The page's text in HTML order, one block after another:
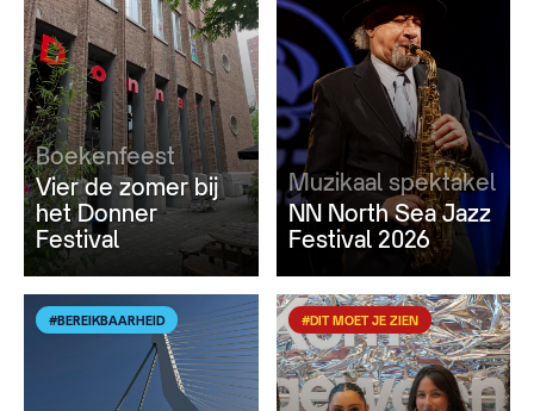
Boekenfeest
Vier de zomer bij
het Donner
Festival
Muzikaal spektakel
NN North Sea Jazz
Festival 2026
#BEREIKBAARHEID #DIT MOET JE ZIEN